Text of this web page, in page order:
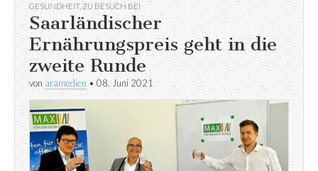
GESUNDHEIT, ZU BESUCH BEI
Saarländischer
Ernährungspreis geht in die
zweite Runde
von aramedien • 08. Juni 2021